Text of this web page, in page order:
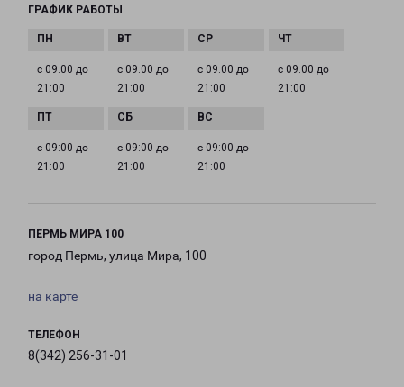
ГРАФИК РАБОТЫ
с 09:00 до
21:00
с 09:00 до
21:00
с 09:00 до
21:00
с 09:00 до
21:00
с 09:00 до
21:00
с 09:00 до
21:00
с 09:00 до
21:00
ПЕРМЬ МИРА 100
город Пермь, улица Мира, 100
на карте
ТЕЛЕФОН
8(342) 256-31-01